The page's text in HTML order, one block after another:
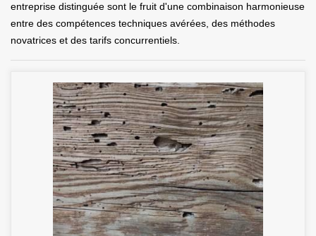
entreprise distinguée sont le fruit d'une combinaison harmonieuse
entre des compétences techniques avérées, des méthodes
novatrices et des tarifs concurrentiels.